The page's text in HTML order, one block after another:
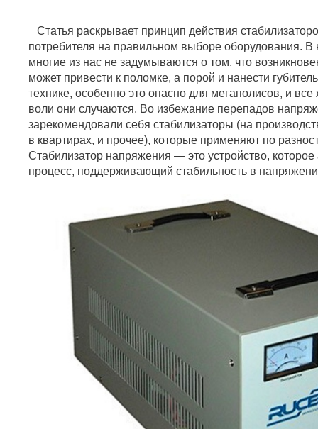
Статья раскрывает принцип действия
потребителя на правильном выборе оборудования.
многие из нас не задумываются о том, что
может привести к поломке, а порой и нанести
технике, особенно это опасно для мегаполисов, и
воли они случаются. Во избежание перепадов
зарекомендовали себя стабилизаторы (на
в квартирах, и прочее), которые применяют по
Стабилизатор напряжения — это устройство, которое
процесс, поддерживающий стабильность в